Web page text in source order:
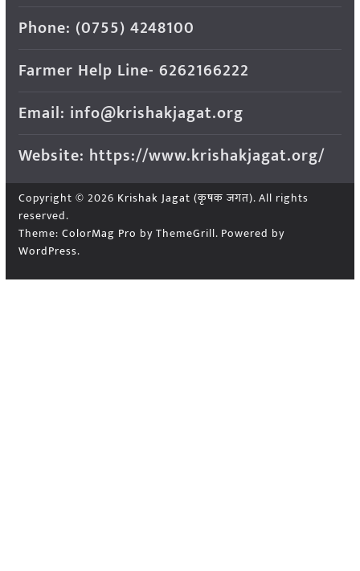
Phone: (0755) 4248100
Farmer Help Line- 6262166222
Email: info@krishakjagat.org
Website: https://www.krishakjagat.org/
Copyright © 2026 Krishak Jagat (कृषक जगत). All rights
reserved.
Theme: ColorMag Pro by ThemeGrill. Powered by
WordPress.